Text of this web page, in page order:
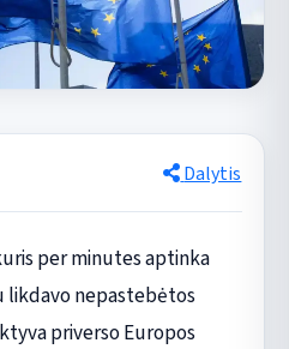
Dalytis
per minutes aptinka
likdavo nepastebėtos
priverso Europos